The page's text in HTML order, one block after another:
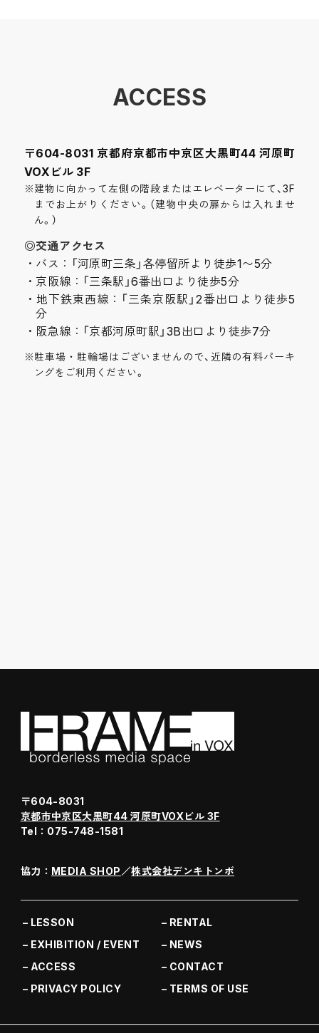
ACCESS
〒604-8031 京都府京都市中京区大黒町44 河原町
VOXビル 3F
※建物に向かって左側の階段またはエレベーターにて、3F
までお上がりください。（建物中央の扉からは入れませ
ん。）
◎交通アクセス
バス：「河原町三条」各停留所より徒歩1〜5分
京阪線：「三条駅」6番出口より徒歩5分
地下鉄東西線：「三条京阪駅」2番出口より徒歩5
分
阪急線：「京都河原町駅」3B出口より徒歩7分
※駐車場・駐輪場はございませんので、近隣の有料パーキ
ングをご利用ください。
〒604-8031
京都市中京区大黒町44 河原町VOXビル 3F
Tel：075-748-1581
協力： MEDIA SHOP ／株式会社デンキトンボ
LESSON
RENTAL
EXHIBITION / EVENT
NEWS
ACCESS
CONTACT
PRIVACY POLICY
TERMS OF USE